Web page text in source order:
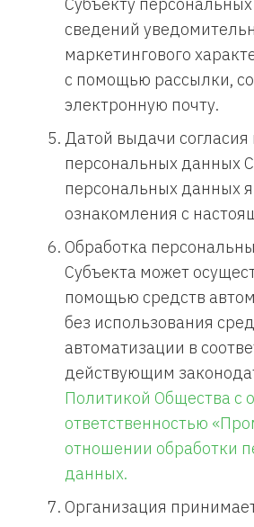
сведений
маркетингового
с помощью рассылки,
электронную почту.
Датой выдачи согласия
персональных данных
персональных данных
ознакомления с
Обработка
Субъекта может
помощью средств
без использования
автоматизации в
действующим
Политикой Общества с
ответственностью
отношении обработки
данных.
Организация